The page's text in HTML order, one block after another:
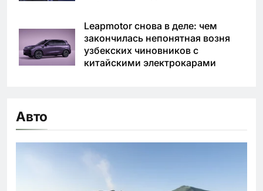
Leapmotor снова в деле: чем
закончилась непонятная возня
узбекских чиновников с
китайскими электрокарами
Авто